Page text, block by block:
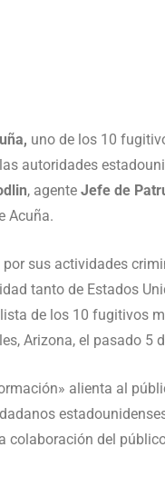
uno de los 10
autoridades
, agente Jefe de
Acuña.
sus actividades
tanto de Estados
de los 10 fugitivos
Arizona, el pasado 5
alienta al
colaboración del